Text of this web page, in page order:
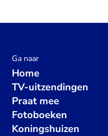
Ga naar
Home
TV-uitzendingen
Praat mee
Fotoboeken
Koningshuizen